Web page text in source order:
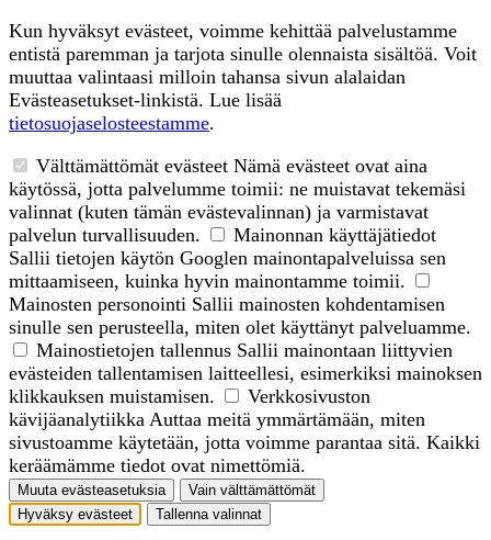
Kun hyväksyt evästeet, voimme kehittää palvelustamme
entistä paremman ja tarjota sinulle olennaista sisältöä. Voit
muuttaa valintaasi milloin tahansa sivun alalaidan
Evästeasetukset-linkistä. Lue lisää
tietosuojaselosteestamme.
Välttämättömät evästeet Nämä evästeet ovat aina
käytössä, jotta palvelumme toimii: ne muistavat tekemäsi
valinnat (kuten tämän evästevalinnan) ja varmistavat
palvelun turvallisuuden.
Mainonnan käyttäjätiedot
Sallii tietojen käytön Googlen mainontapalveluissa sen
mittaamiseen, kuinka hyvin mainontamme toimii.
Mainosten personointi Sallii mainosten kohdentamisen
sinulle sen perusteella, miten olet käyttänyt palveluamme.
Mainostietojen tallennus Sallii mainontaan liittyvien
evästeiden tallentamisen laitteellesi, esimerkiksi mainoksen
klikkauksen muistamisen.
Verkkosivuston
kävijäanalytiikka Auttaa meitä ymmärtämään, miten
sivustoamme käytetään, jotta voimme parantaa sitä. Kaikki
keräämämme tiedot ovat nimettömiä.
Muuta evästeasetuksia
Vain välttämättömät
Hyväksy evästeet
Tallenna valinnat